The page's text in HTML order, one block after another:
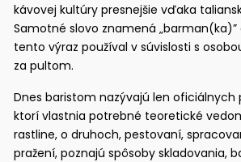
kávovej kultúry presnejšie vďaka
Samotné slovo znamená
tento výraz používal v súvislosti s
za pultom.
Dnes baristom nazývajú len oficiálnych
ktorí vlastnia potrebné teoretické
rastline, o druhoch, pestovaní,
pražení, poznajú spôsoby skladovania,